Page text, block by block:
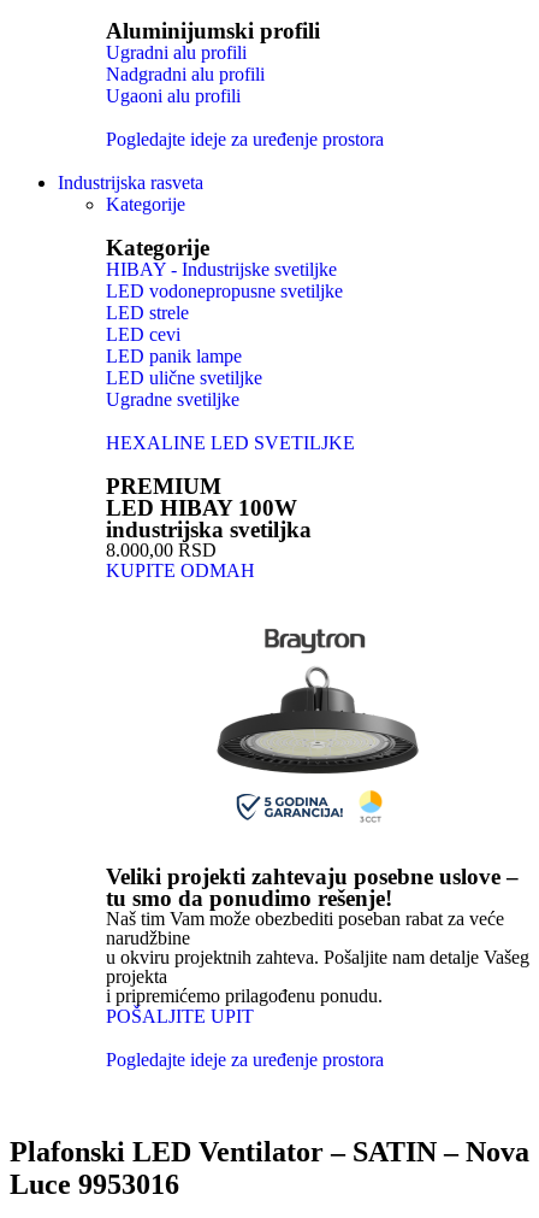
Aluminijumski profili
Ugradni alu profili
Nadgradni alu profili
Ugaoni alu profili
Pogledajte ideje za uređenje prostora
Industrijska rasveta
Kategorije
Kategorije
HIBAY - Industrijske svetiljke
LED vodonepropusne svetiljke
LED strele
LED cevi
LED panik lampe
LED ulične svetiljke
Ugradne svetiljke
HEXALINE LED SVETILJKE
PREMIUM
LED HIBAY 100W
industrijska svetiljka
8.000,00 RSD
KUPITE ODMAH
Veliki projekti zahtevaju posebne uslove –
tu smo da ponudimo rešenje!
Naš tim Vam može obezbediti poseban rabat za veće
narudžbine
u okviru projektnih zahteva. Pošaljite nam detalje Vašeg
projekta
i pripremićemo prilagođenu ponudu.
POŠALJITE UPIT
Pogledajte ideje za uređenje prostora
Plafonski LED Ventilator – SATIN – Nova
Luce 9953016